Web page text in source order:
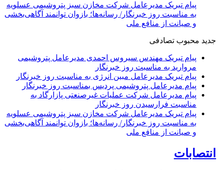
پیام تبریک مدیرعامل شرکت مخازن سبز پتروشیمی عسلویه
به مناسبت روز خبرنگار/ رسانه‌ها؛ بازوان توانمند آگاهی‌بخشی
و صیانت از منافع ملی
جدید محبوب تصادفی
پیام تبریک مهندس سیروس احمدی مدیرعامل پتروشیمی
مروارید به مناسبت روز خبرنگار
پیام تبریک مدیرعامل مبین انرژی به مناسبت روز خبرنگار
پیام مدیرعامل پتروشیمی پردیس بمناسبت روز خبرنگار
پیام مدیرعامل شرکت عملیات غیرصنعتی پازارگاد به
مناسبت فرارسیدن روز خبرنگار
پیام تبریک مدیرعامل شرکت مخازن سبز پتروشیمی عسلویه
به مناسبت روز خبرنگار/ رسانه‌ها؛ بازوان توانمند آگاهی‌بخشی
و صیانت از منافع ملی
انتصابات